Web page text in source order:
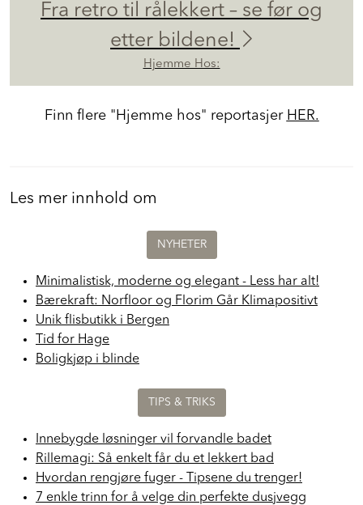
Fra retro til rålekkert – se før og
etter bildene!
Hjemme Hos:
Finn flere "Hjemme hos" reportasjer HER.
Les mer innhold om
NYHETER
Minimalistisk, moderne og elegant - Less har alt!
Bærekraft: Norfloor og Florim Går Klimapositivt
Unik flisbutikk i Bergen
Tid for Hage
Boligkjøp i blinde
TIPS & TRIKS
Innebygde løsninger vil forvandle badet
Rillemagi: Så enkelt får du et lekkert bad
Hvordan rengjøre fuger - Tipsene du trenger!
7 enkle trinn for å velge din perfekte dusjvegg